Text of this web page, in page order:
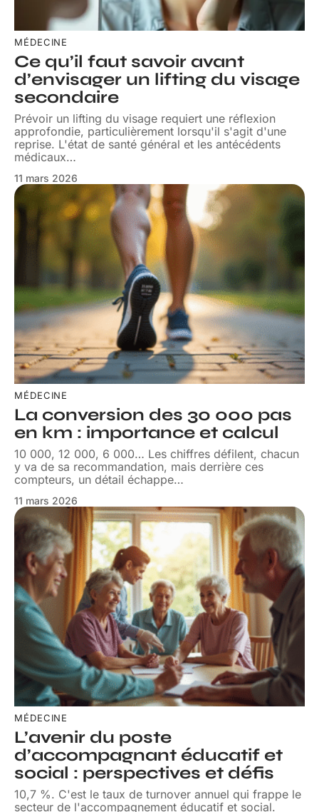
MÉDECINE
Ce qu’il faut savoir avant
d’envisager un lifting du visage
secondaire
Prévoir un lifting du visage requiert une réflexion
approfondie, particulièrement lorsqu'il s'agit d'une
reprise. L'état de santé général et les antécédents
médicaux…
11 mars 2026
MÉDECINE
La conversion des 30 000 pas
en km : importance et calcul
10 000, 12 000, 6 000… Les chiffres défilent, chacun
y va de sa recommandation, mais derrière ces
compteurs, un détail échappe…
11 mars 2026
MÉDECINE
L’avenir du poste
d’accompagnant éducatif et
social : perspectives et défis
10,7 %. C'est le taux de turnover annuel qui frappe le
secteur de l'accompagnement éducatif et social.